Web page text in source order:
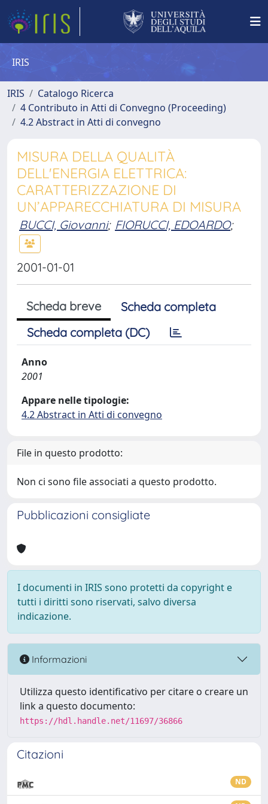
IRIS
IRIS
Catalogo Ricerca
4 Contributo in Atti di Convegno (Proceeding)
4.2 Abstract in Atti di convegno
MISURA DELLA QUALITÀ
DELL'ENERGIA ELETTRICA:
CARATTERIZZAZIONE DI
UN’APPARECCHIATURA DI MISURA
BUCCI, Giovanni; FIORUCCI, EDOARDO;
2001-01-01
Scheda breve
Scheda completa
Scheda completa (DC)
Anno
2001
Appare nelle tipologie:
4.2 Abstract in Atti di convegno
File in questo prodotto:
Non ci sono file associati a questo prodotto.
Pubblicazioni consigliate
I documenti in IRIS sono protetti da copyright e
tutti i diritti sono riservati, salvo diversa
indicazione.
Informazioni
Utilizza questo identificativo per citare o creare un
link a questo documento:
https://hdl.handle.net/11697/36866
Citazioni
ND